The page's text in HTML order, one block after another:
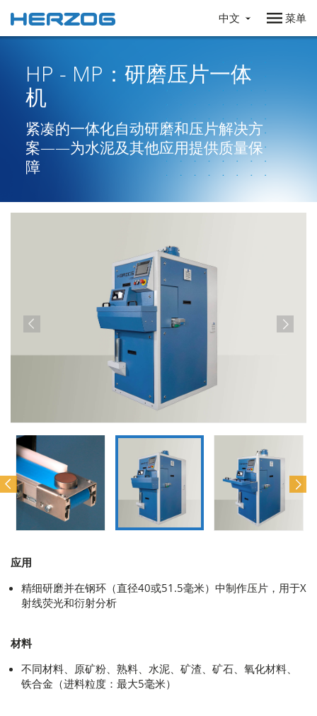
菜单
中文
HP - MP：研磨压片一体
机
紧凑的一体化自动研磨和压片解决方
案——为水泥及其他应用提供质量保
障
应用
精细研磨并在钢环（直径40或51.5毫米）中制作压片，用于X
射线荧光和衍射分析
材料
不同材料、原矿粉、熟料、水泥、矿渣、矿石、氧化材料、
铁合金（进料粒度：最大5毫米）